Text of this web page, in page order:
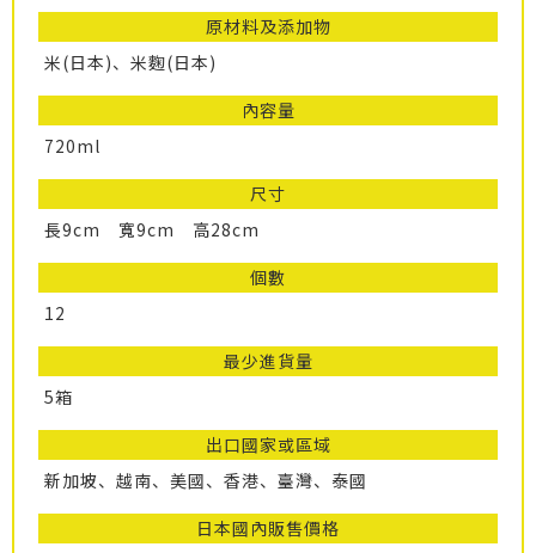
原材料及添加物
米(日本)、米麴(日本)
內容量
720ml
尺寸
長9cm 寬9cm 高28cm
個數
12
最少進貨量
5箱
出口國家或區域
新加坡、越南、美國、香港、臺灣、泰國
日本國內販售價格